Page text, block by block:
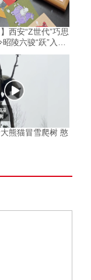
】西安“Z世代”巧思
陵六骏“跃”入寻
熊猫冒雪爬树 憨